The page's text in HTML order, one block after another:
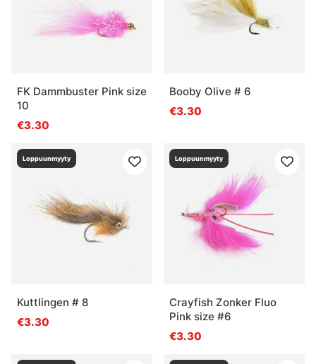
FK Dammbuster Pink size
10
€3.30
Booby Olive # 6
€3.30
Loppuunmyyty
Kuttlingen # 8
€3.30
Loppuunmyyty
Crayfish Zonker Fluo
Pink size #6
€3.30